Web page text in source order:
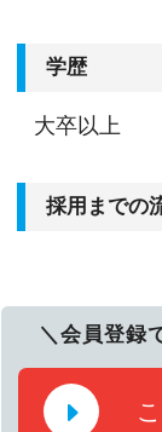
学歴
大卒以上
採用までの
＼会員登録